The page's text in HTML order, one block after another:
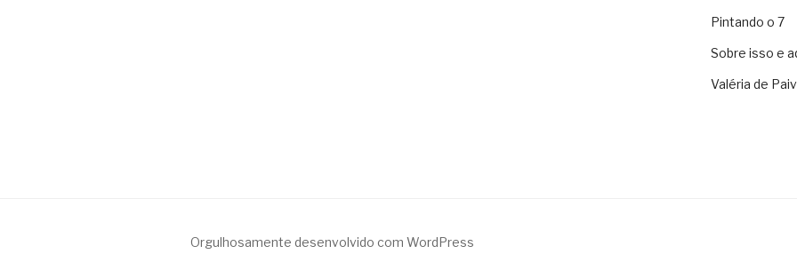
Pintando o 7
Sobre isso e
Valéria de
Orgulhosamente desenvolvido com WordPress